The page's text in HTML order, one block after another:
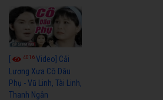
[ 4016Video] Cải
Lương Xưa Cô Dâu
Phụ - Vũ Linh, Tài Linh,
Thanh Ngân